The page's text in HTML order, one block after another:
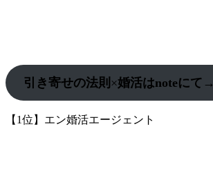
引き寄せの法則 ×婚活はnoteにて→
【1位】エン婚活エージェント